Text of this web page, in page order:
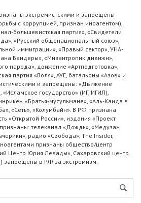
экстремистскими и запрещены
с коррупцией, признан иноагентом),
большевистская партия», «Свидетели
«Русский общенациональный союз»,
иммиграции», «Правый сектор», УНА-
Бандеры», «Мизантропик дивижн»,
народа», движение «Артподготовка»,
партия «Воля», АУЕ, батальоны «Азов» и
и запрещены: «Движение
государство» (ИГ, ИГИЛ),
«Братья-мусульмане», «Аль-Каида в
«Сеть», «Колумбайн». В РФ признана
«Открытой России», издания «Проект
телеканал «Дождь», «Медуза»,
радио «Свобода», The Insider,
признаны общество/центр
Центр Юрия Левады», Сахаровский центр.
запрещены в РФ за экстремизм.